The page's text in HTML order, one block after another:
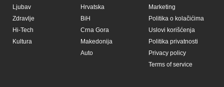
Ljubav
Zdravlje
Hi-Tech
Kultura
Hrvatska
BiH
Crna Gora
Makedonija
Auto
Marketing
Politika o kolačićima
Uslovi korišćenja
Politika privatnosti
Privacy policy
Terms of service